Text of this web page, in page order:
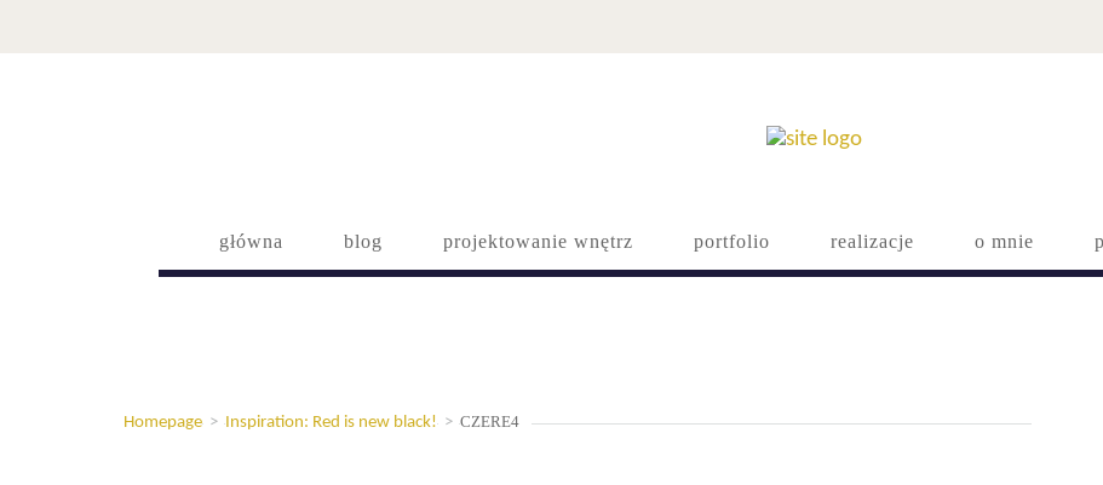
główna blog projektowanie wnętrz portfolio realizacje o mnie
Homepage > Inspiration: Red is new black! > CZERE4